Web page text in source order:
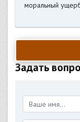
моральный
Задать